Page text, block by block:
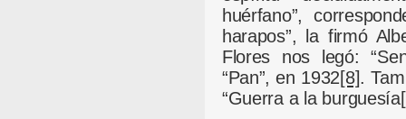
huérfano”,
harapos”, la firmó
Flores nos legó:
“Pan”, en 1932[8].
“Guerra a la burguesía